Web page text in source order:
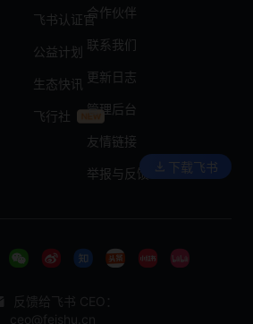
飞书认证官
公益计划
生态快讯
飞行社
合作伙伴
联系我们
更新日志
管理后台
友情链接
举报与反馈 下载飞书
反馈给飞书 CEO：
ceo@feishu.cn